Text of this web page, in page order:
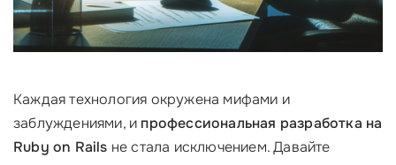
Каждая технология окружена мифами и
заблуждениями, и профессиональная разработка на
Ruby on Rails не стала исключением. Давайте